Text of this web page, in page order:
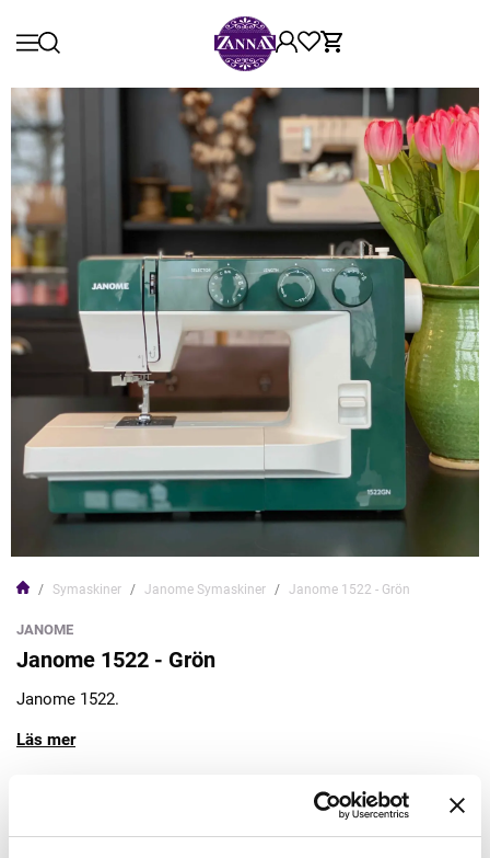
Symaskiner Janome Symaskiner Janome 1522 - Grön
JANOME
Janome 1522 - Grön
Janome 1522.
Läs mer